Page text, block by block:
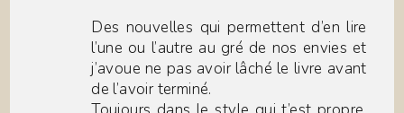
Des nouvelles qui permettent d’en lire
l’une ou l’autre au gré de nos envies et
j’avoue ne pas avoir lâché le livre avant
de l’avoir terminé.